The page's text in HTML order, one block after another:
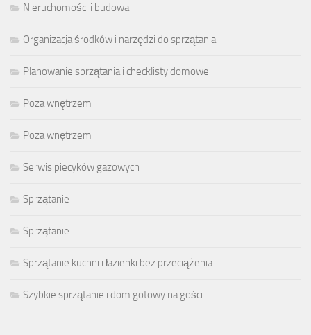
Nieruchomości i budowa
Organizacja środków i narzędzi do sprzątania
Planowanie sprzątania i checklisty domowe
Poza wnętrzem
Poza wnętrzem
Serwis piecyków gazowych
Sprzątanie
Sprzątanie
Sprzątanie kuchni i łazienki bez przeciążenia
Szybkie sprzątanie i dom gotowy na gości